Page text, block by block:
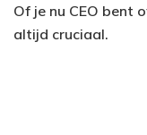
Of je nu CEO bent
altijd cruciaal.